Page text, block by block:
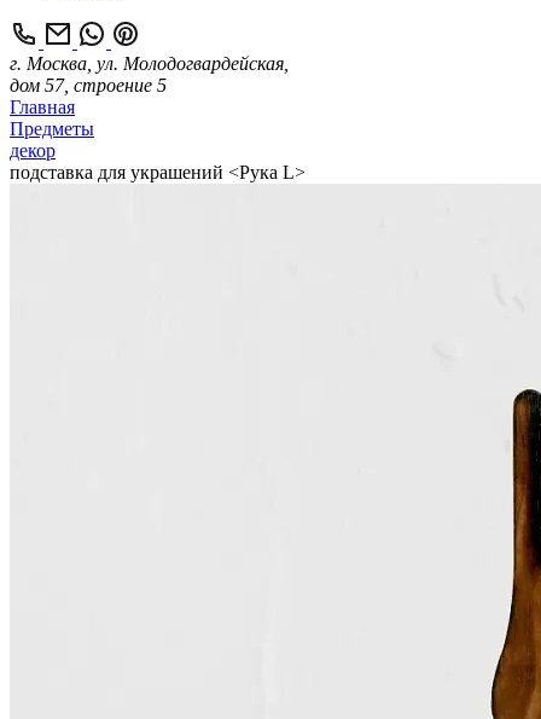
г. Москва, ул. Молодогвардейская,
дом 57, строение 5
Главная
Предметы
декор
подставка для украшений <Рука L>